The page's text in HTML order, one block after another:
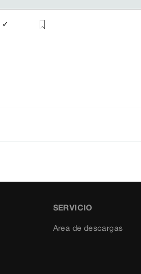
✓
SERVICIO
Area de descargas